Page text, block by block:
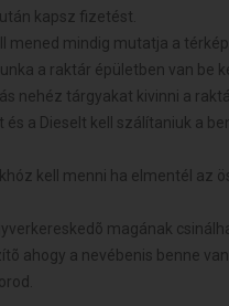
kapsz fizetést.
mened mindig mutatja a
a raktár épületben van be
nehéz tárgyakat kivinni a
és a Dieselt kell szálítaniuk a
kell menni ha elmentél az
magának
ahogy a nevébenis benne